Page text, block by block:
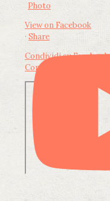
Photo
View on Facebook
· Share
Condividi su Facebook
Condividi su LinkedIn